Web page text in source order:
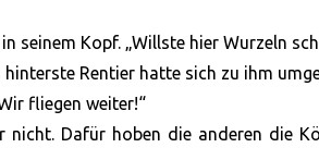
seinem Kopf. „Willste hier Wurzeln
Rentier hatte sich zu ihm
fliegen weiter!“
nicht. Dafür hoben die anderen die